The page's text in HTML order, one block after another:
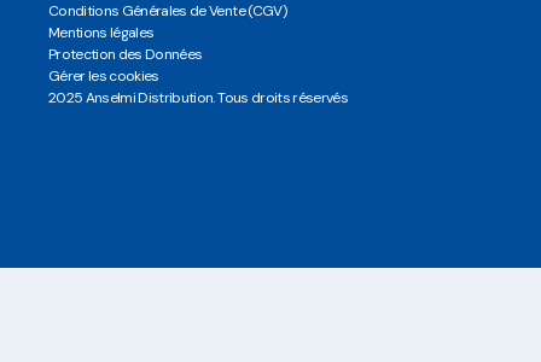
Conditions Générales de Vente (CGV)
Mentions légales
Protection des Données
Gérer les cookies
2025 Anselmi Distribution. Tous droits réservés